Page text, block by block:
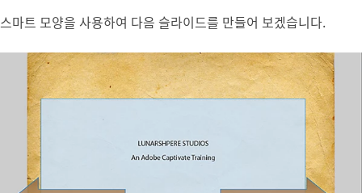
스마트 모양을 사용하여 다음 슬라이드를 만들어 보겠습니다.